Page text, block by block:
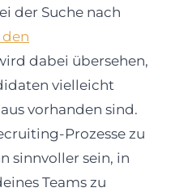
der Suche nach
dabei übersehen,
vielleicht
vorhanden sind.
Prozesse zu
sinnvoller sein, in
Teams zu